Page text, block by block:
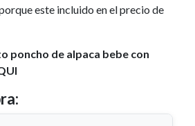
este incluido en el precio de
poncho de alpaca bebe con